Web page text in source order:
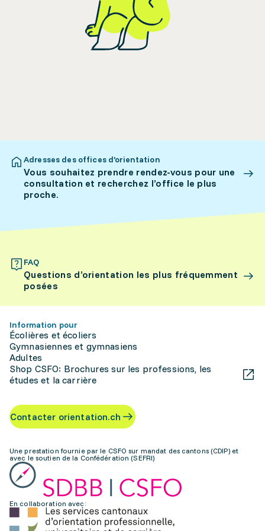
Adresses des offices d’orientation
Vous souhaitez prendre rendez-vous pour une
consultation et recherchez l’office le plus
proche.
FAQ
Questions d’orientation les plus fréquemment
posées
Information pour
Écolières et écoliers
Gymnasiennes et gymnasiens
Adultes
Shop CSFO: Brochures sur les professions, les
études et la carrière
Contacter orientation.ch
Une prestation fournie par le CSFO sur mandat des cantons (CDIP) et
avec le soutien de la Confédération (SEFRI)
En collaboration avec: